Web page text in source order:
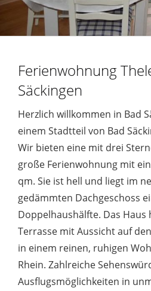
Ferienwohnung
Säckingen
Herzlich willkommen in Bad
einem Stadtteil von Bad
Wir bieten eine mit drei
große Ferienwohnung mit
qm. Sie ist hell und liegt im
gedämmten Dachgeschoss
Doppelhaushälfte. Das Haus
Terrasse mit Aussicht auf
in einem reinen, ruhigen
Rhein. Zahlreiche
Ausflugsmöglichkeiten in